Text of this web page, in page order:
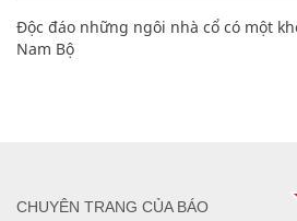
Độc đáo những ngôi nhà cổ có một
Nam Bộ
CHUYÊN TRANG CỦA BÁO